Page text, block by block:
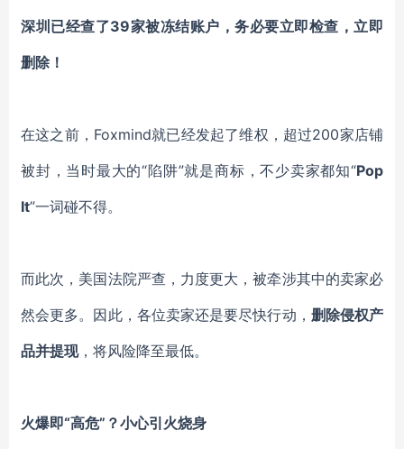
深圳已经查了39家被冻结账户，务必要立即检查，立即
删除！
在这之前， Foxmind就已经发起了维权，超过200家店铺
被封，当时最大的“陷阱”就是商标，不少卖家都知“Pop
It”一词碰不得。
而此次，美国法院严查，力度更大，被牵涉其中的卖家必
然会更多。因此，各位卖家还是要尽快行动， 删除侵权产
品并提现，将风险降至最低。
火爆即“高危”？小心引火烧身